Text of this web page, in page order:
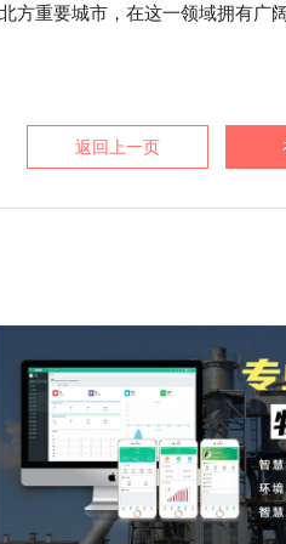
方重要城市，在这一领域拥有
返回上一页